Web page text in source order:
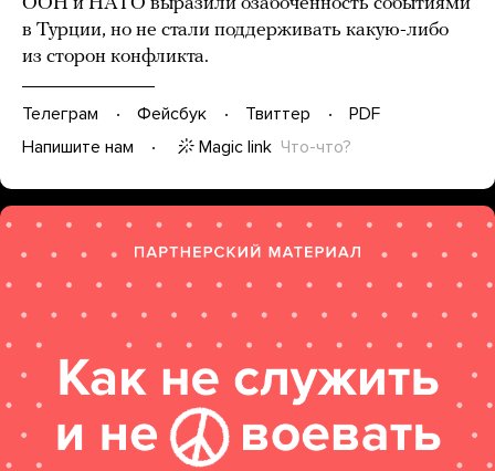
в Турции, но не стали поддерживать какую-либо
из сторон конфликта.
Телеграм Фейсбук Твиттер
PDF
Напишите нам
Magic link Что-что?